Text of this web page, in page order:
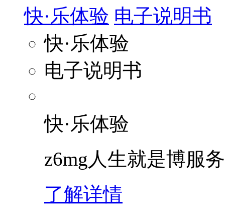
快·乐体验 电子说明书
快·乐体验
电子说明书
快·乐体验
z6mg人生就是博服
了解详情